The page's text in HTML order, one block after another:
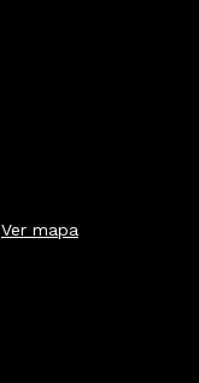
Ver mapa